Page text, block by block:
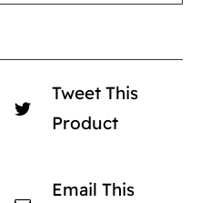
Tweet This
Product
Email This